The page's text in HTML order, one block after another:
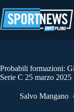
al
contenuto
Probabili formazioni:
Serie C 25 marzo 2025
Salvo Mangano